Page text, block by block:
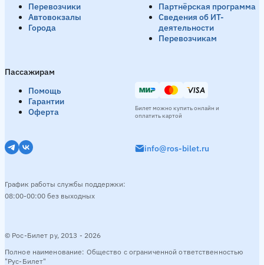
Перевозчики
Автовокзалы
Города
Пассажирам
Помощь
Гарантии
Оферта
Партнёрская программа
Сведения об ИТ-
деятельности
Перевозчикам
© Рос-Билет ру, 2013 - 2026
Полное наименование: Общество с ограниченной ответственностью
"Рус-Билет"
info@ros-bilet.ru
График работы службы поддержки:
08:00-00:00 без выходных
Билет можно купить онлайн и
оплатить картой